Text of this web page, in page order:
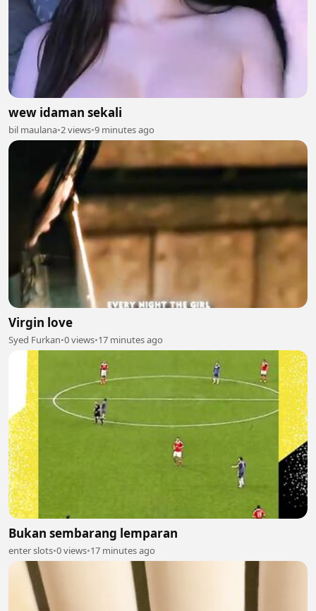
wew idaman sekali
bil maulana•2 views•9 minutes ago
Virgin love
Syed Furkan•0 views•17 minutes ago
Bukan sembarang lemparan
enter slots•0 views•17 minutes ago